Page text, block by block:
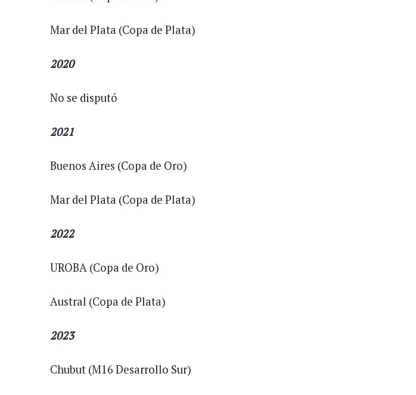
Mar del Plata (Copa de Plata)
2020
No se disputó
2021
Buenos Aires (Copa de Oro)
Mar del Plata (Copa de Plata)
2022
UROBA (Copa de Oro)
Austral (Copa de Plata)
2023
Chubut (M16 Desarrollo Sur)